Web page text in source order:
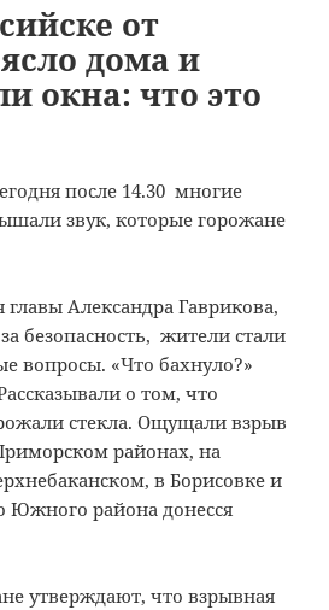
от
дома и
окна: что это
после 14.30 многие
звук, которые горожане
главы Александра Гаврикова,
безопасность, жители стали
вопросы. «Что бахнуло?»
о том, что
стекла. Ощущали взрыв
районах, на
в Борисовке и
Южного района донесся
утверждают, что взрывная